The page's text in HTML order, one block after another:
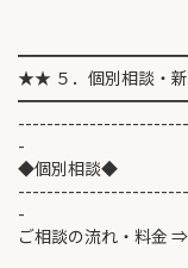
★★ ５．個別相談・
-
◆個別相談◆
-
ご相談の流れ・料